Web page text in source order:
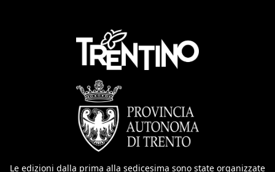
Le edizioni dalla prima alla sedicesima sono state organizzate